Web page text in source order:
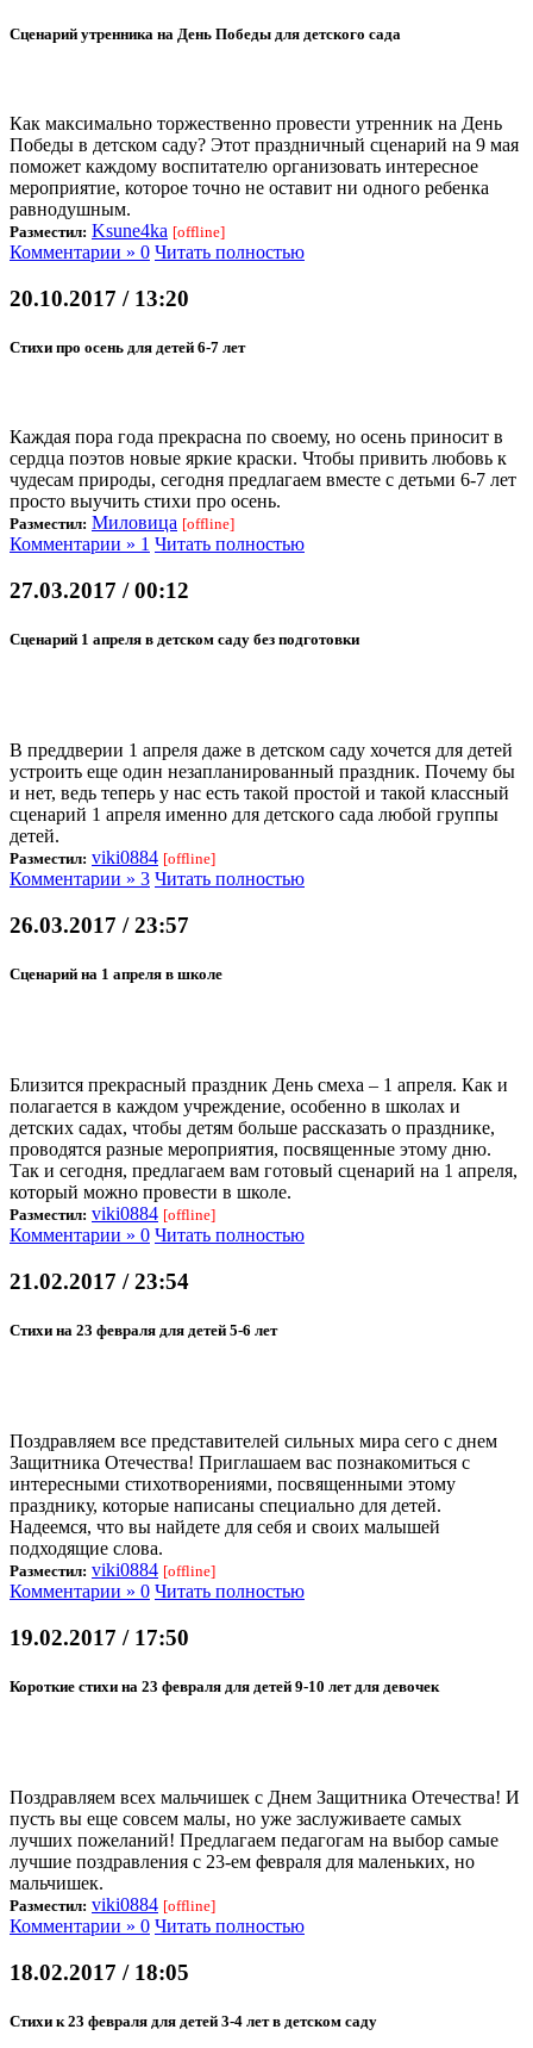
Сценарий утренника на День Победы для детского сада
Как максимально торжественно провести утренник на День
Победы в детском саду? Этот праздничный сценарий на 9 мая
поможет каждому воспитателю организовать интересное
мероприятие, которое точно не оставит ни одного ребенка
равнодушным.
Разместил: Ksune4ka [offline]
Комментарии » 0 Читать полностью
20.10.2017 / 13:20
Стихи про осень для детей 6-7 лет
Каждая пора года прекрасна по своему, но осень приносит в
сердца поэтов новые яркие краски. Чтобы привить любовь к
чудесам природы, сегодня предлагаем вместе с детьми 6-7 лет
просто выучить стихи про осень.
Разместил: Миловица [offline]
Комментарии » 1 Читать полностью
27.03.2017 / 00:12
Сценарий 1 апреля в детском саду без подготовки
В преддверии 1 апреля даже в детском саду хочется для детей
устроить еще один незапланированный праздник. Почему бы
и нет, ведь теперь у нас есть такой простой и такой классный
сценарий 1 апреля именно для детского сада любой группы
детей.
Разместил: viki0884 [offline]
Комментарии » 3 Читать полностью
26.03.2017 / 23:57
Сценарий на 1 апреля в школе
Близится прекрасный праздник День смеха – 1 апреля. Как и
полагается в каждом учреждение, особенно в школах и
детских садах, чтобы детям больше рассказать о празднике,
проводятся разные мероприятия, посвященные этому дню.
Так и сегодня, предлагаем вам готовый сценарий на 1 апреля,
который можно провести в школе.
Разместил: viki0884 [offline]
Комментарии » 0 Читать полностью
21.02.2017 / 23:54
Стихи на 23 февраля для детей 5-6 лет
Поздравляем все представителей сильных мира сего с днем
Защитника Отечества! Приглашаем вас познакомиться с
интересными стихотворениями, посвященными этому
празднику, которые написаны специально для детей.
Надеемся, что вы найдете для себя и своих малышей
подходящие слова.
Разместил: viki0884 [offline]
Комментарии » 0 Читать полностью
19.02.2017 / 17:50
Короткие стихи на 23 февраля для детей 9-10 лет для девочек
Поздравляем всех мальчишек с Днем Защитника Отечества! И
пусть вы еще совсем малы, но уже заслуживаете самых
лучших пожеланий! Предлагаем педагогам на выбор самые
лучшие поздравления с 23-ем февраля для маленьких, но
мальчишек.
Разместил: viki0884 [offline]
Комментарии » 0 Читать полностью
18.02.2017 / 18:05
Стихи к 23 февраля для детей 3-4 лет в детском саду